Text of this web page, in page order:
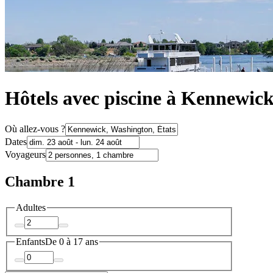
Hôtels avec piscine à
Où allez-vous ?
Dates
Voyageurs
Chambre 1
Adultes
EnfantsDe 0 à 17 ans